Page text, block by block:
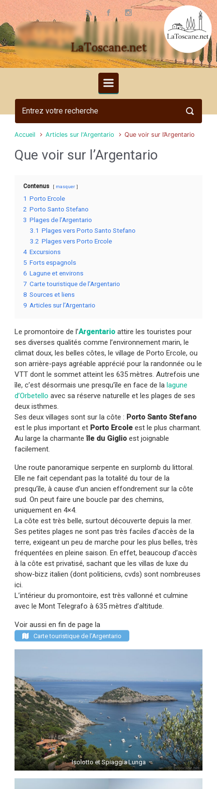
Skip to main content
LaToscane.net
Accueil Articles sur l'Argentario Que voir sur l’Argentario
Que voir sur l’Argentario
Contenus masquer
1 Porto Ercole
2 Porto Santo Stefano
3 Plages de l’Argentario
3.1 Plages vers Porto Santo Stefano
3.2 Plages vers Porto Ercole
4 Excursions
5 Forts espagnols
6 Lagune et environs
7 Carte touristique de l’Argentario
8 Sources et liens
9 Articles sur l’Argentario
Le promontoire de l’Argentario attire les touristes pour
ses diverses qualités comme l’environnement marin, le
climat doux, les belles côtes, le village de Porto Ercole, ou
son arrière-pays agréable apprécié pour la randonnée ou le
VTT dont le sommet atteint les 635 mètres. Autrefois une
île, c’est désormais une presqu’île en face de la lagune
d’Orbetello avec sa réserve naturelle et les plages de ses
deux isthmes.
Ses deux villages sont sur la côte : Porto Santo Stefano
est le plus important et Porto Ercole est le plus charmant.
Au large la charmanteîle du Giglio est joignable
facilement.
Une route panoramique serpente en surplomb du littoral.
Elle ne fait cependant pas la totalité du tour de la
presqu’île, à cause d’un ancien effondrement sur la côte
sud. On peut faire une boucle par des chemins,
uniquement en 4×4.
La côte est très belle, surtout découverte depuis la mer.
Ses petites plages ne sont pas très faciles d’accès de la
terre, exigeant un peu de marche pour les plus belles, très
fréquentées en pleine saison. En effet, beaucoup d’accès
à la côte est privatisé, sachant que les villas de luxe du
show-bizz italien (dont politiciens, cvds) sont nombreuses
ici.
L’intérieur du promontoire, est très vallonné et culmine
avec le Mont Telegrafo à 635 mètres d’altitude.
Voir aussi en fin de page la
Carte touristique de l’Argentario
Isolotto et Spiaggia Lunga